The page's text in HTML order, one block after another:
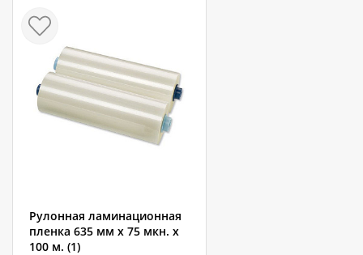
Рулонная ламинационная
пленка 635 мм x 75 мкн. x
100 м. (1)